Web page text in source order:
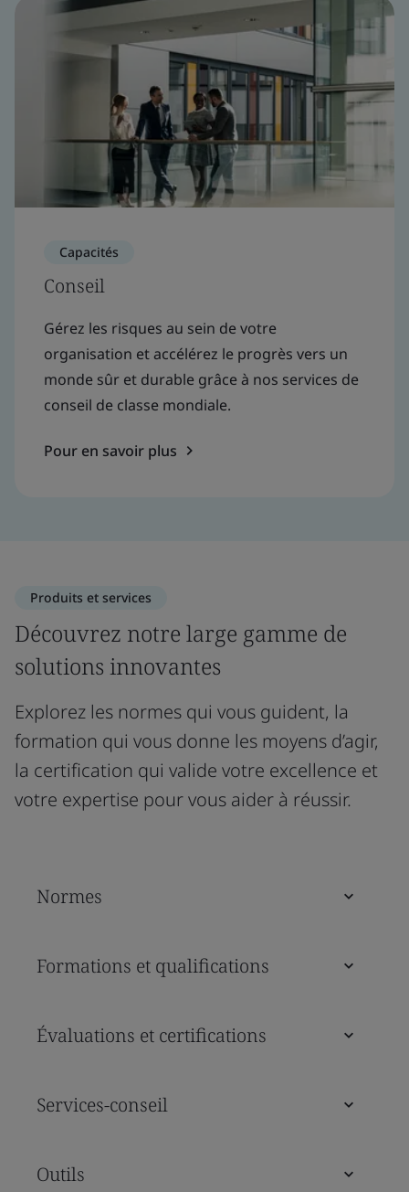
Capacités
Conseil
Gérez les risques au sein de votre
organisation et accélérez le progrès vers un
monde sûr et durable grâce à nos services de
conseil de classe mondiale.
Pour en savoir plus
Produits et services
Découvrez notre large gamme de
solutions innovantes
Explorez les normes qui vous guident, la
formation qui vous donne les moyens d’agir,
la certification qui valide votre excellence et
votre expertise pour vous aider à réussir.
Normes
Formations et qualifications
Évaluations et certifications
Services-conseil
Outils